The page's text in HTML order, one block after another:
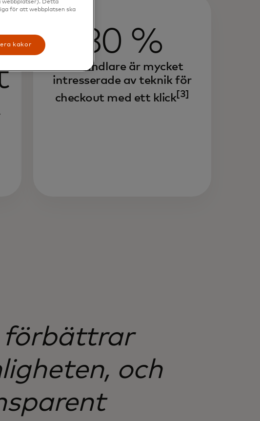
80 %
av handlare är mycket
intresserade av teknik för
checkout med ett klick[3]
förbättrar
och
webbplatser). Detta
för att webbplatsen ska
kakor